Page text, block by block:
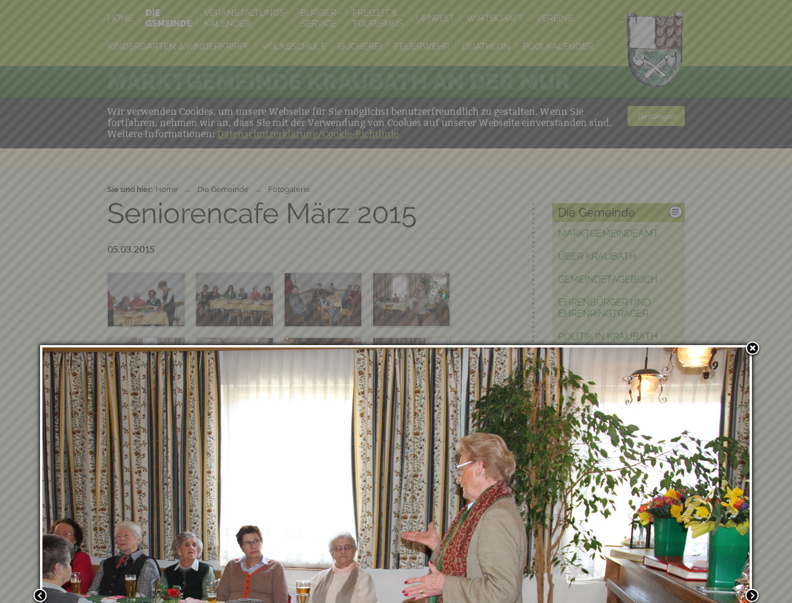
HOME
DIE
GEMEINDE
VERANSTALTUNGS-
KALENDER
BÜRGER-
SERVICE
FREIZEIT &
TOURISMUS
UMWELT WIRTSCHAFT VEREINE
KINDERGARTEN & KINDERKRIPPE VOLKSSCHULE BÜCHEREI FEUERWEHR DUATHLON POOLKALENDER
MARKTGEMEINDE KRAUBATH AN DER MUR
Wir verwenden Cookies, um unsere Webseite für Sie möglichst benutzerfreundlich zu gestalten. Wenn Sie
fortfahren, nehmen wir an, dass Sie mit der Verwendung von Cookies auf unserer Webseite einverstanden sind.
Weitere Informationen: Datenschutzerklärung/Cookie-Richtlinie
Bestätigen
Sie sind hier: Home → Die Gemeinde → Fotogalerie
Seniorencafe März 2015
05.03.2015
Die Gemeinde
MARKTGEMEINDEAMT
ÜBER KRAUBATH
GEMEINDETAGEBUCH
EHRENBÜRGER UND
EHRENRINGTRÄGER
POLITIK IN KRAUBATH
BAUEN & WOHNEN
PFARRE
PARTNERGEMEINDE
FOTOGALERIE
Verwandte Einträge
Du hast Lust, Teil unseres
Teams zu werden?
03.07.2026 - Bericht vom
Ausflug nach Kärnten
12.06.2026 - Eröffnung des
Landesbüros - ÖRHB
Landesgruppe Steiermark
18.04.2026 - Frühjahrsputz
2026